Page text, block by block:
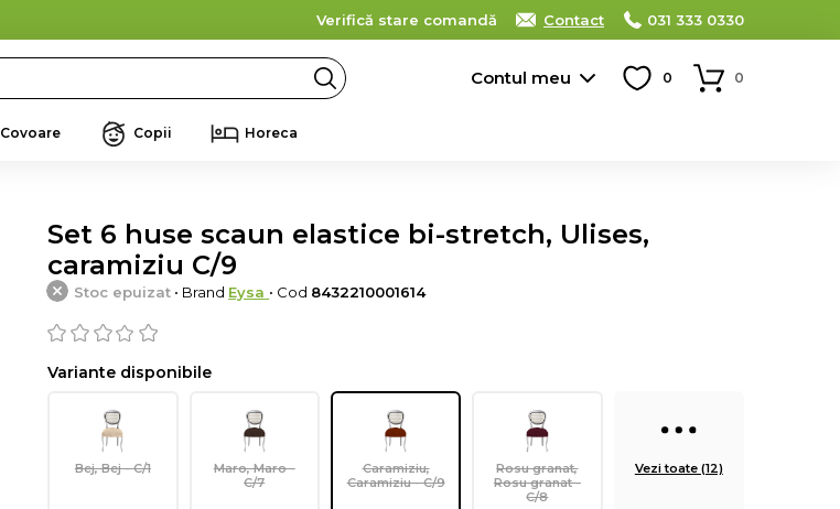
Verifică stare comandă Contact 031 333 0330
Contul meu 0 0
Covoare Copii Horeca
Set 6 huse scaun elastice bi-stretch, Ulises,
caramiziu C/9
Stoc epuizat • Brand Eysa • Cod 8432210001614
Variante disponibile
Bej, Bej - C/1
Maro, Maro -
C/7
Caramiziu,
Caramiziu - C/9
Rosu granat,
Rosu granat -
C/8
Vezi toate (12)